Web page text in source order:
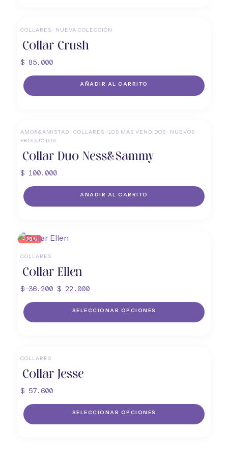
COLLARES · NUEVA COLECCIÓN
Collar Crush
$ 85.000
AÑADIR AL CARRITO
AMOR&AMISTAD · COLLARES · LOS MAS VENDIDOS · NUEVOS
PRODUCTOS
Collar Duo Ness&Sammy
$ 100.000
AÑADIR AL CARRITO
-39%
COLLARES
Collar Ellen
$36.200 El
precio
original
era:
$ 22.000El
precio
actual
es:
SELECCIONAR OPCIONES
tiene
múltiples
variantes.
Las
opciones
COLLARES
Collar Jesse
$ 57.600
SELECCIONAR OPCIONES